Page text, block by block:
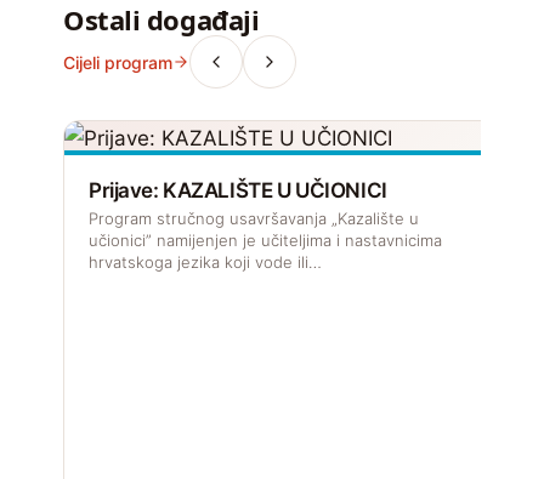
Ostali događaji
Cijeli program
Prijave: KAZALIŠTE U UČIONICI
Program stručnog usavršavanja „Kazalište u
učionici” namijenjen je učiteljima i nastavnicima
hrvatskoga jezika koji vode ili…